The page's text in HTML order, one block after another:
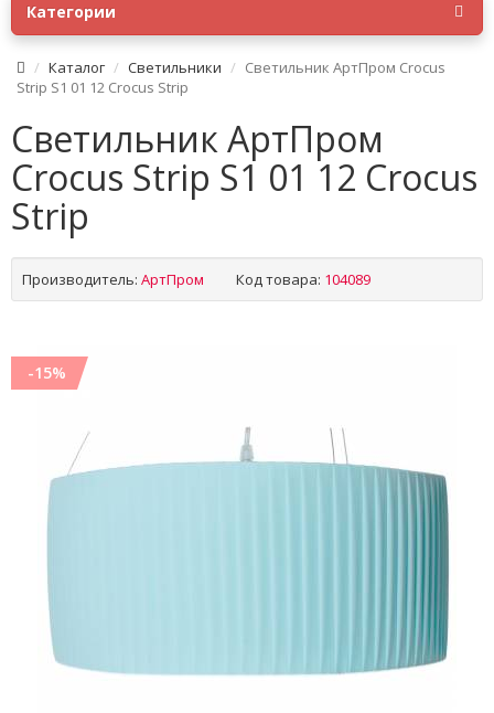
Категории
Каталог Светильники
Светильник АртПром Crocus
Strip S1 01 12 Crocus Strip
Светильник АртПром
Crocus Strip S1 01 12 Crocus
Strip
Производитель: АртПром Код товара: 104089
-15%